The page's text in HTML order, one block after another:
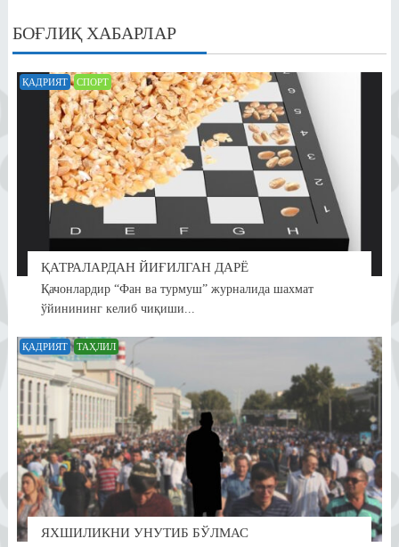
БОҒЛИҚ ХАБАРЛАР
ҚАДРИЯТ СПОРТ
ҚАТРАЛАРДАН ЙИҒИЛГАН ДАРЁ
Қачонлардир “Фан ва турмуш” журналида шахмат
ўйинининг келиб чиқиши...
ҚАДРИЯТ ТАҲЛИЛ
ЯХШИЛИКНИ УНУТИБ БЎЛМАС